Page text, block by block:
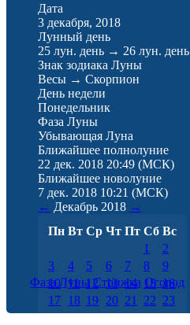
Дата
3 декабря, 2018
Лунный день
25 лун. день → 26 лун. день
Знак зодиака Луны
Весы → Скорпион
День недели
Понедельник
Фаза Луны
Убывающая Луна
Ближайшее полнолуние
22 дек. 2018 20:49 (МСК)
Ближайшее новолуние
7 дек. 2018 10:21 (МСК)
← Декабрь 2018 →
Пн Вт Ср Чт Пт Сб Вс
1
2
3
4 5 6 7 8
9
10 11 12 13 14 15 16
17 18 19 20 21 22 23
24 25 26 27 28 29
Фаза Луны Стрижка Огород